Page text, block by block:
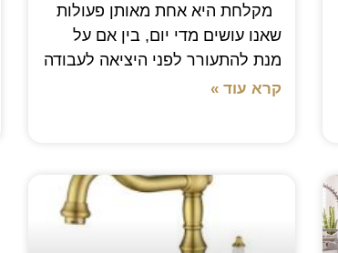
מקלחת היא אחת מאותן פעולות
שאנו עושים מדי יום, בין אם על
מנת להתעורר לפני היציאה לעבודה
קרא עוד »